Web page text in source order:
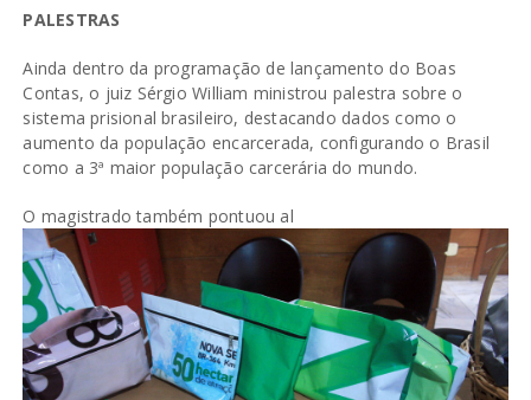
PALESTRAS
Ainda dentro da programação de lançamento do Boas
Contas, o juiz Sérgio William ministrou palestra sobre o
sistema prisional brasileiro, destacando dados como o
aumento da população encarcerada, configurando o Brasil
como a 3ª maior população carcerária do mundo.
O magistrado também pontuou al